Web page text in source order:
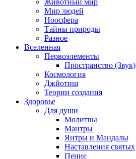
Животный мир
Мир людей
Ноосфера
Тайны природы
Разное
Вселенная
Первоэлементы
Пространство (Звук)
Космология
Джйотиш
Теории создания
Здоровье
Для души
Молитвы
Мантры
Янтры и Мандалы
Наставления святых
Пение